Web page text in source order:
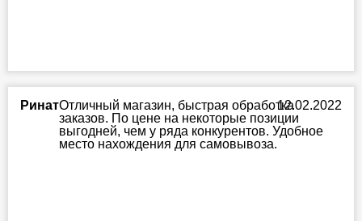
Ринат 12.02.2022
Отличный магазин, быстрая обработка
заказов. По цене на некоторые позиции
выгодней, чем у ряда конкурентов. Удобное
место нахождения для самовывоза.